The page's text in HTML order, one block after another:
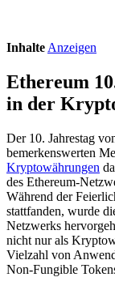
Inhalte Anzeigen
Ethereum
in der
Der 10. Jahrestag
bemerkenswerten
Kryptowährungen
des Ethereum-
Während der
stattfanden, wurde
Netzwerks
nicht nur als
Vielzahl von
Non-Fungible